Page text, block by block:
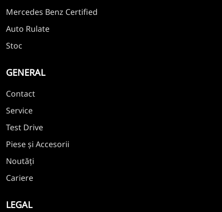
Mercedes Benz Certified
Auto Rulate
Stoc
GENERAL
Contact
Service
Test Drive
Piese și Accesorii
Noutăți
Cariere
LEGAL